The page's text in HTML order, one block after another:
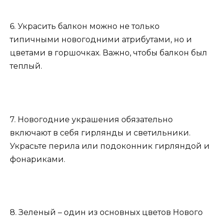
6. Украсить балкон можно не только
типичными новогодними атрибутами, но и
цветами в горшочках. Важно, чтобы балкон был
теплый.
7. Новогодние украшения обязательно
включают в себя гирлянды и светильники.
Украсьте перила или подоконник гирляндой и
фонариками.
8. Зеленый – один из основных цветов Нового